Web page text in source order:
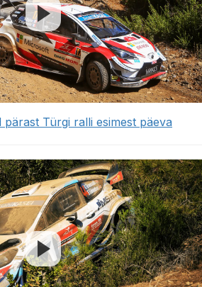
pärast Türgi ralli esimest päeva